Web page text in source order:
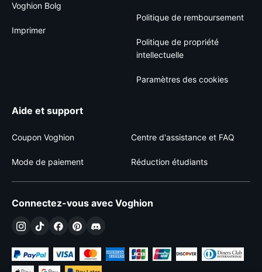
Voghion Bolg
Imprimer
Politique de remboursement
Politique de propriété
intellectuelle
Paramètres des cookies
Aide et support
Coupon Voghion Centre d'assistance et FAQ
Mode de paiement Réduction étudiants
Connectez-vous avec Voghion